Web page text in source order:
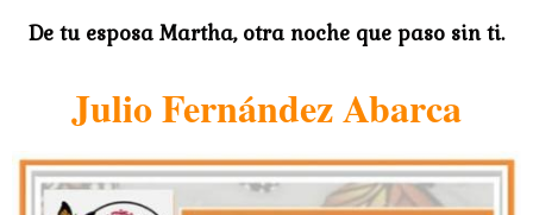
De tu esposa Martha, otra noche que paso sin ti.
Julio Fernández Abarca